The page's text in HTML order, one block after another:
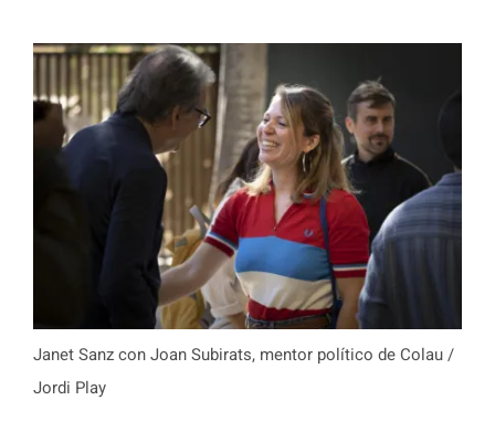
Janet Sanz con Joan Subirats, mentor político de Colau /
Jordi Play